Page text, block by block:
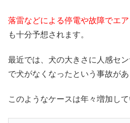
落雷などによる停電や故障でエ
も十分予想されます。
最近では、犬の大きさに人感セ
で犬がなくなったという事故があ
このようなケースは年々増加して